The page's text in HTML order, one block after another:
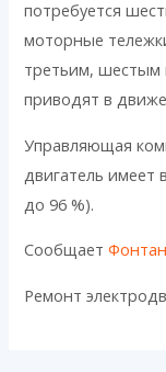
потребуется
моторные
третьим, шестым
приводят в
Управляющая
двигатель имеет
до 96 %).
Сообщает
Ремонт